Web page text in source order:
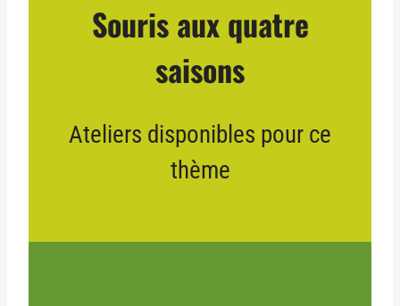
Souris aux quatre
saisons
Ateliers disponibles pour ce
thème